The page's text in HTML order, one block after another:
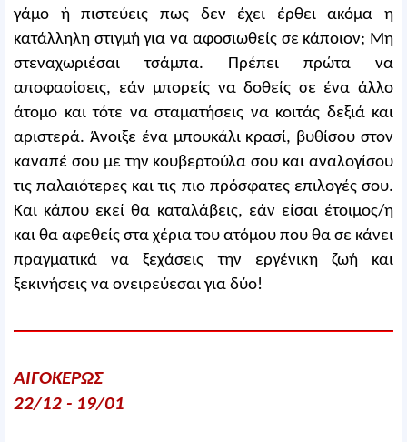
γάμο ή πιστεύεις πως δεν έχει έρθει ακόμα η
κατάλληλη στιγμή για να αφοσιωθείς σε κάποιον; Μη
στεναχωριέσαι τσάμπα. Πρέπει πρώτα να
αποφασίσεις, εάν μπορείς να δοθείς σε ένα άλλο
άτομο και τότε να σταματήσεις να κοιτάς δεξιά και
αριστερά. Άνοιξε ένα μπουκάλι κρασί, βυθίσου στον
καναπέ σου με την κουβερτούλα σου και αναλογίσου
τις παλαιότερες και τις πιο πρόσφατες επιλογές σου.
Και κάπου εκεί θα καταλάβεις, εάν είσαι έτοιμος/η
και θα αφεθείς στα χέρια του ατόμου που θα σε κάνει
πραγματικά να ξεχάσεις την εργένικη ζωή και
ξεκινήσεις να ονειρεύεσαι για δύο!
ΑΙΓΟΚΕΡΩΣ
22/12 - 19/01